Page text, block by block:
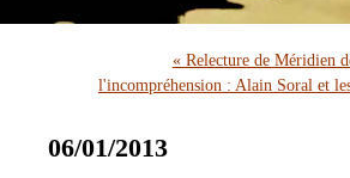
« Relecture de Méridien
l'incompréhension : Alain Soral et
06/01/2013